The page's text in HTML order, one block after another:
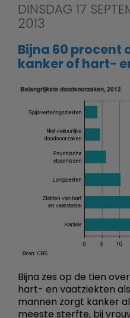
DINSDAG 17
2013
Bijna 60 procent
kanker of hart-
Bijna zes op de tien
hart- en vaatziekten
mannen zorgt kanker
meeste sterfte, bij